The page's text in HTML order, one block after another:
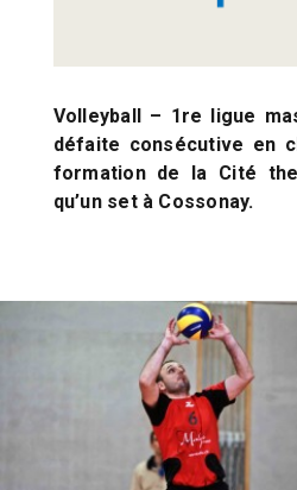
Volleyball – 1re ligue
défaite consécutive en
formation de la Cité
qu’un set à Cossonay.